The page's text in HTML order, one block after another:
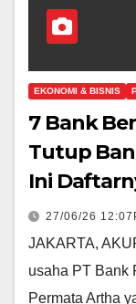
EKONOMI & BISNIS
7 Bank
Tutup
Ini
27/06/26
JAKARTA,
usaha PT Bank
Permata Artha